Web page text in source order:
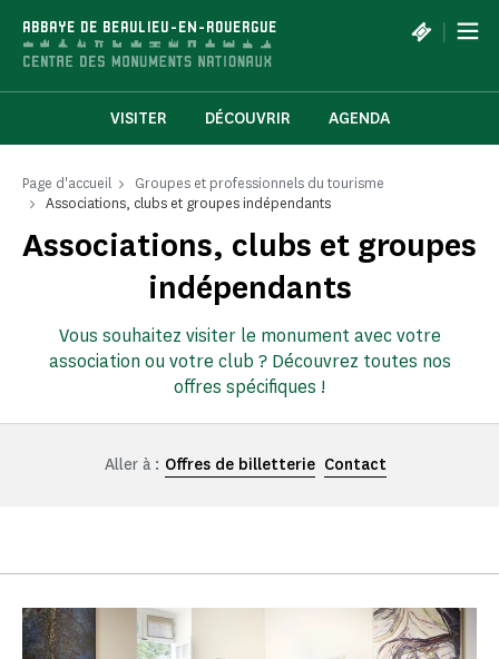
ABBAYE DE BEAULIEU-EN-ROUERGUE |
VISITER DÉCOUVRIR AGENDA
Page d'accueil
Groupes et professionnels du tourisme
Associations, clubs et groupes indépendants
Associations, clubs et groupes
indépendants
Vous souhaitez visiter le monument avec votre
association ou votre club ? Découvrez toutes nos
offres spécifiques !
Aller à : Offres de billetterie Contact